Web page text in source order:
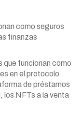
como seguros
finanzas
que funcionan como
en el protocolo
de préstamos
los NFTs a la venta